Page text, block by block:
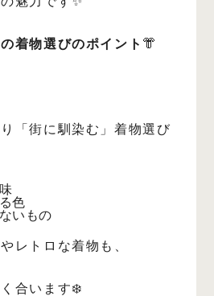
着物選びのポイント 👘
り「街に馴染む」着物選び
色
いもの
レトロな着物も、
合います❄️